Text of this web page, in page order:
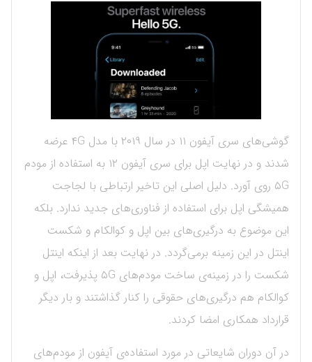
گوشی‌های سری آیفون ۱۱ در سال ۲۰۱۹ با مدل ۴G عرضه
شدند و در نهایت اپل برای سری آیفون ۱۲ به استفاده از مودم
۵G روی آورد. دلیل اصلی این تاخیر ارتباطی با لجاجت
همیشگی اپل برای استفاده از فناوری‌های جدید ندارد. بلکه
این موضوع به درگیری‌های بین اپل و کوالکام و شکست
اینتل در این زمینه برمی‌گردد. در نهایت بعد از اینکه اینتل
شکست را در زمینه‌ی ساخت مودم‌های ۵G پذیرفت، اپل و
کوالکام هم درگیری‌های حقوقی را کنار گذاشتند و بار دیگر
قرارداد همکاری امضا کردند.
در آن دوران شایعاتی در مورد استفاده‌ی آیفون از مودم‌های